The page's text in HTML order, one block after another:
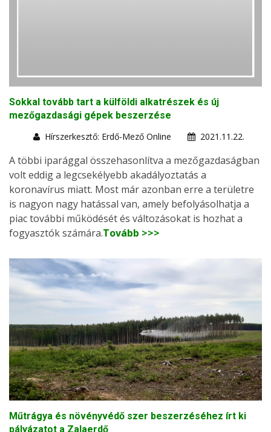
Sokkal tovább tart a külföldi alkatrészek és új
mezőgazdasági gépek beszerzése
Hírszerkesztő: Erdő-Mező Online
2021.11.22.
A többi iparággal összehasonlítva a mezőgazdaságban
volt eddig a legcsekélyebb akadályoztatás a
koronavírus miatt. Most már azonban erre a területre
is nagyon nagy hatással van, amely befolyásolhatja a
piac további működését és változásokat is hozhat a
fogyasztók számára.Tovább >>>
Műtrágya és növényvédő szer beszerzéséhez írt ki
pályázatot a Zalaerdő